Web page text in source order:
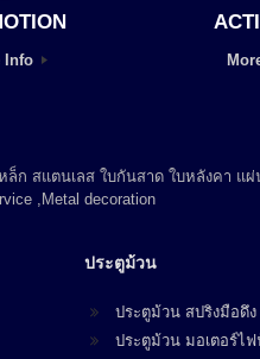
Info
ก สแตนเลส ใบกันสาด ใบหลังคา แ
,Metal decoration
ประตูม้วน
ประตูม้วน สปริงมือดึง
ประตูม้วน มอเตอร์ไฟ